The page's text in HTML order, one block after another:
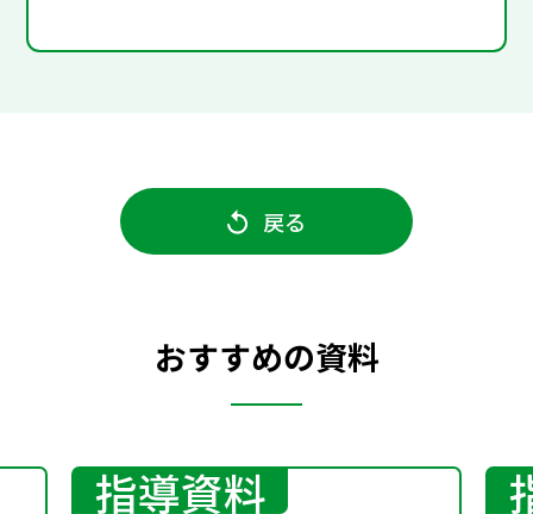
戻る
おすすめの資料
指導資料